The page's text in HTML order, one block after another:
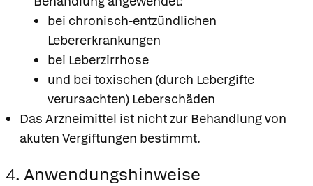
bei chronisch-entzündlichen
Lebererkrankungen
bei Leberzirrhose
und bei toxischen (durch Lebergifte
verursachten) Leberschäden
Das Arzneimittel ist nicht zur Behandlung von
akuten Vergiftungen bestimmt.
4. Anwendungshinweise